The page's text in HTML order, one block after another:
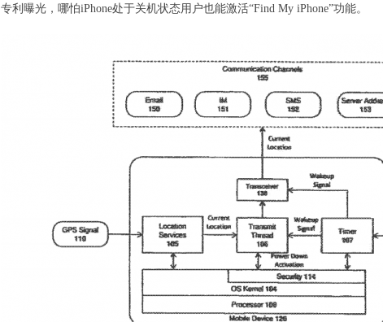
专利曝光，哪怕iPhone处于关机状态用户也能激活“Find My iPhone”功能。